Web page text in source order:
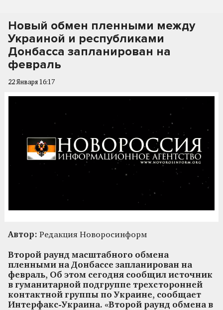
Новый обмен пленными между
Украиной и республиками
Донбасса запланирован на
февраль
22 Января 16:17
Автор: Редакция Новоросинформ
Второй раунд масштабного обмена
пленными на Донбассе запланирован на
февраль, Об этом сегодня сообщил источник
в гуманитарной подгруппе трехсторонней
контактной группы по Украине, сообщает
Интерфакс-Украина. «Второй раунд обмена в